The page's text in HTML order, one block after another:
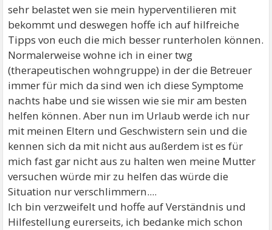
sehr belastet wen sie mein hyperventilieren mit
bekommt und deswegen hoffe ich auf hilfreiche
Tipps von euch die mich besser runterholen können.
Normalerweise wohne ich in einer twg
(therapeutischen wohngruppe) in der die Betreuer
immer für mich da sind wen ich diese Symptome
nachts habe und sie wissen wie sie mir am besten
helfen können. Aber nun im Urlaub werde ich nur
mit meinen Eltern und Geschwistern sein und die
kennen sich da mit nicht aus außerdem ist es für
mich fast gar nicht aus zu halten wen meine Mutter
versuchen würde mir zu helfen das würde die
Situation nur verschlimmern....
Ich bin verzweifelt und hoffe auf Verständnis und
Hilfestellung eurerseits, ich bedanke mich schon